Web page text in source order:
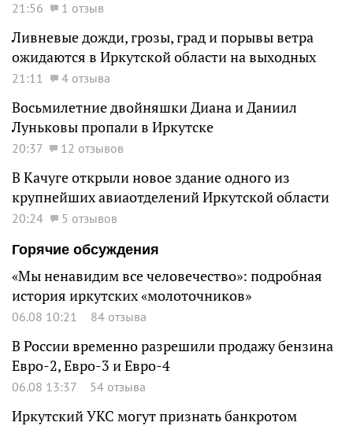
21:56 1 отзыв
Ливневые дожди, грозы, град и порывы ветра
ожидаются в Иркутской области на выходных
21:11 4 отзыва
Восьмилетние двойняшки Диана и Даниил
Луньковы пропали в Иркутске
20:37 12 отзывов
В Качуге открыли новое здание одного из
крупнейших авиаотделений Иркутской области
20:24
5 отзывов
Горячие обсуждения
«Мы ненавидим все человечество»: подробная
история иркутских «молоточников»
06.08 10:21 84 отзыва
В России временно разрешили продажу бензина
Евро-2, Евро-3 и Евро-4
06.08 13:37 54 отзыва
Иркутский УКС могут признать банкротом